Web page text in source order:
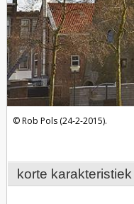
korte karakteristiek
Rob Pols (24-2-2015).